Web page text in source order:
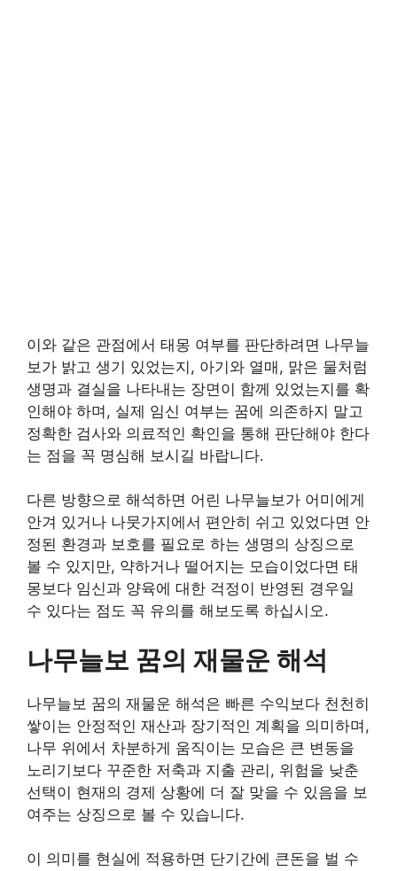
이와 같은 관점에서 태몽 여부를 판단하려면 나무늘
보가 밝고 생기 있었는지, 아기와 열매, 맑은 물처럼
생명과 결실을 나타내는 장면이 함께 있었는지를 확
인해야 하며, 실제 임신 여부는 꿈에 의존하지 말고
정확한 검사와 의료적인 확인을 통해 판단해야 한다
는 점을 꼭 명심해 보시길 바랍니다.
다른 방향으로 해석하면 어린 나무늘보가 어미에게
안겨 있거나 나뭇가지에서 편안히 쉬고 있었다면 안
정된 환경과 보호를 필요로 하는 생명의 상징으로
볼 수 있지만, 약하거나 떨어지는 모습이었다면 태
몽보다 임신과 양육에 대한 걱정이 반영된 경우일
수 있다는 점도 꼭 유의를 해보도록 하십시오.
나무늘보 꿈의 재물운 해석
나무늘보 꿈의 재물운 해석은 빠른 수익보다 천천히
쌓이는 안정적인 재산과 장기적인 계획을 의미하며,
나무 위에서 차분하게 움직이는 모습은 큰 변동을
노리기보다 꾸준한 저축과 지출 관리, 위험을 낮춘
선택이 현재의 경제 상황에 더 잘 맞을 수 있음을 보
여주는 상징으로 볼 수 있습니다.
이 의미를 현실에 적용하면 단기간에 큰돈을 벌 수